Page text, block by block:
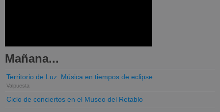
Mañana...
Territorio de Luz. Música en tiempos de eclipse
Valpuesta
Ciclo de conciertos en el Museo del Retablo